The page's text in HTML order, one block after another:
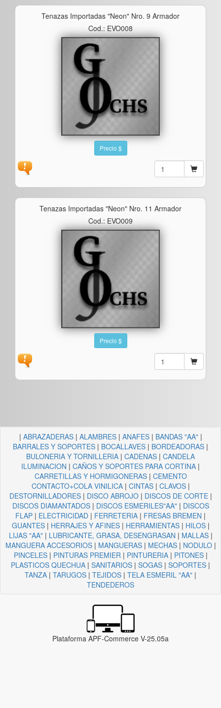
Tenazas Importadas "neon" Nro. 9 Armador
Cod.: EVO008
Precio $
Tenazas Importadas "neon" Nro. 11 Armador
Cod.: EVO009
Precio $
| ABRAZADERAS| ALAMBRES| ANAFES| BANDAS "AA"|
BARRALES Y SOPORTES | BOCALLAVES | BORDEADORAS |
BULONERIA Y TORNILLERIA | CADENAS | CANDELA
ILUMINACION | CAÑOS Y SOPORTES PARA CORTINA |
CARRETILLAS Y HORMIGONERAS| CEMENTO
CONTACTO+COLA VINILICA| CINTAS| CLAVOS|
DESTORNILLADORES| DISCO ABROJO| DISCOS DE CORTE|
DISCOS DIAMANTADOS| DISCOS ESMERILES"AA"| DISCOS
FLAP | ELECTRICIDAD | FERRETERIA | FRESAS BREMEN |
GUANTES| HERRAJES Y AFINES| HERRAMIENTAS| HILOS|
LIJAS "AA"| LUBRICANTE, GRASA, DESENGRASAN | MALLAS|
MANGUERA ACCESORIOS| MANGUERAS| MECHAS| NODULO|
PINCELES| PINTURAS PREMIER | PINTURERIA| PITONES|
PLASTICOS QUECHUA | SANITARIOS | SOGAS | SOPORTES |
TANZA | TARUGOS | TEJIDOS | TELA ESMERIL "AA" |
TENDEDEROS
Plataforma APF-Commerce V-25.05a